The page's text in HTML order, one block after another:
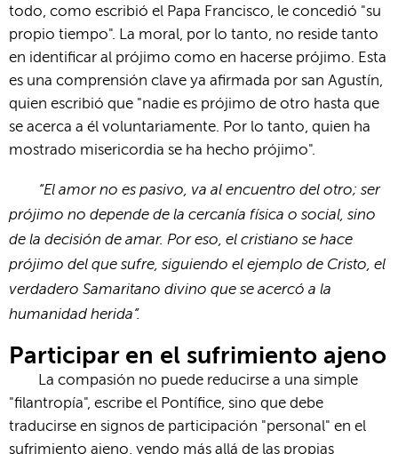
todo, como escribió el Papa Francisco, le concedió "su
propio tiempo". La moral, por lo tanto, no reside tanto
en identificar al prójimo como en hacerse prójimo. Esta
es una comprensión clave ya afirmada por san Agustín,
quien escribió que "nadie es prójimo de otro hasta que
se acerca a él voluntariamente. Por lo tanto, quien ha
mostrado misericordia se ha hecho prójimo".
“El amor no es pasivo, va al encuentro del otro; ser
prójimo no depende de la cercanía física o social, sino
de la decisión de amar. Por eso, el cristiano se hace
prójimo del que sufre, siguiendo el ejemplo de Cristo, el
verdadero Samaritano divino que se acercó a la
humanidad herida”.
Participar en el sufrimiento ajeno
La compasión no puede reducirse a una simple
"filantropía", escribe el Pontífice, sino que debe
traducirse en signos de participación "personal" en el
sufrimiento ajeno, yendo más allá de las propias